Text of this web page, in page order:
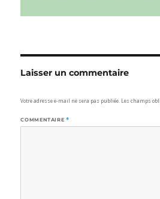
Laisser un commentaire
Votre adresse e-mail ne sera pas publiée. Les champs
COMMENTAIRE *